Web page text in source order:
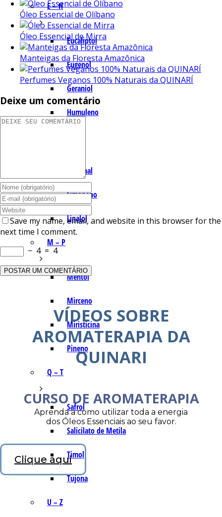
E – H
Eucaliptol
Eugenol
Geraniol
Humuleno
Lemonal
Limoneno
Linalol
M – P
Mentol
Mirceno
Miristicina
Pineno
Q – T
Safrol
Salicilato de Metila
Timol
Tujona
U – Z
Óleo Essencial de Olíbano
Óleo Essencial de Mirra
Manteigas da Floresta Amazônica
Perfumes Veganos 100% Naturais da QUINARÍ
Deixe um comentário
Save my name, email, and website in this browser for the
next time I comment.
− 4 = 4
VÍDEOS SOBRE
AROMATERAPIA DA
QUINARI
CURSO DE AROMATERAPIA
Aprenda a como utilizar toda a energia
dos Óleos Essenciais ao seu favor.
Clique aqui